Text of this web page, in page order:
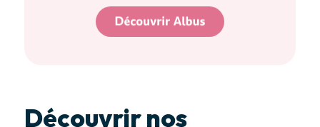
Découvrir nos